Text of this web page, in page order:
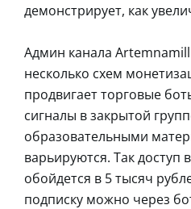
демонстрирует, как
Админ канала
несколько схем
продвигает торговые
сигналы в закрытой
образовательными
варьируются. Так доступ
обойдется в 5 тысяч
подписку можно через